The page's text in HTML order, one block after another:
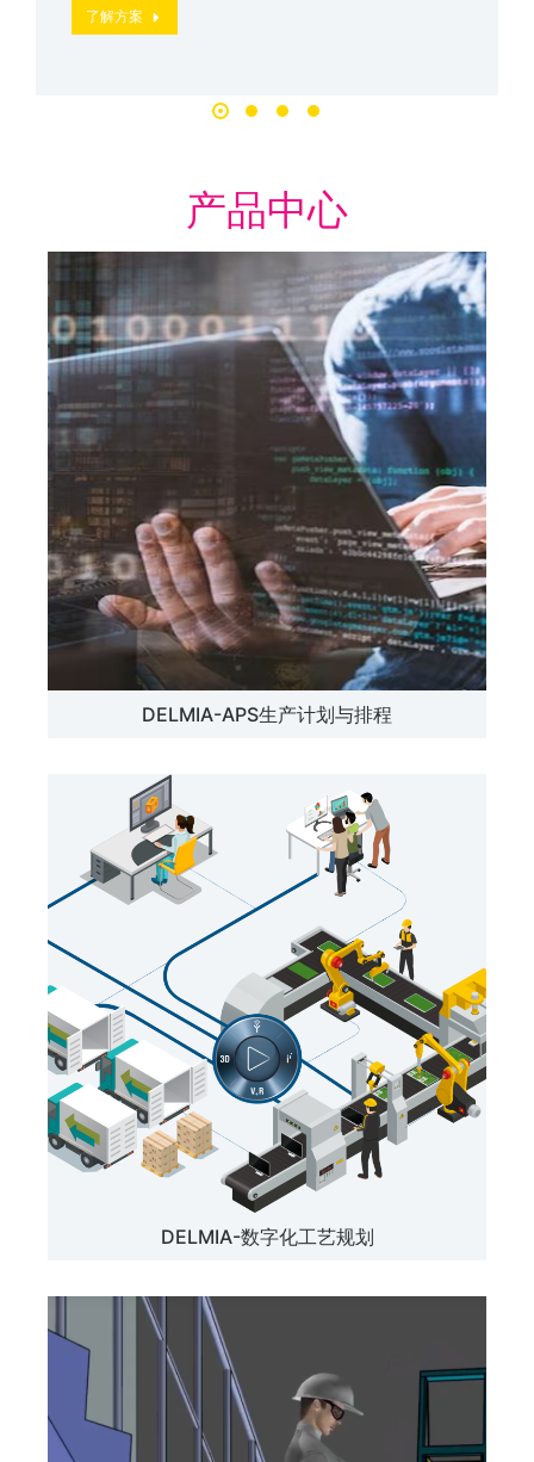
了解方案
产品中心
DELMIA-APS生产计划与排程
DELMIA-数字化工艺规划